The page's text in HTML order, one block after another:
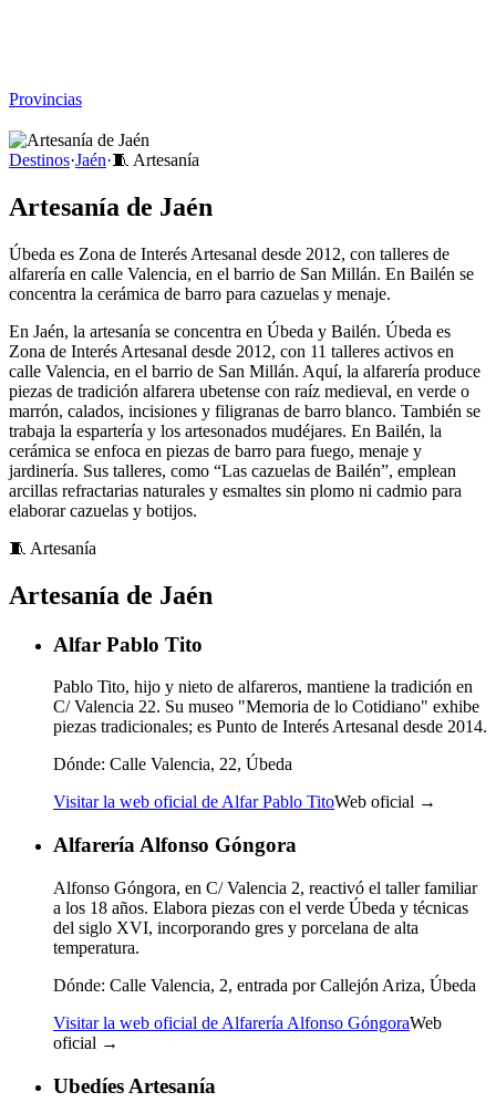
Provincias
Destinos·Jaén·🧵 Artesanía
Artesanía de Jaén
Úbeda es Zona de Interés Artesanal desde 2012, con talleres de
alfarería en calle Valencia, en el barrio de San Millán. En Bailén se
concentra la cerámica de barro para cazuelas y menaje.
En Jaén, la artesanía se concentra en Úbeda y Bailén. Úbeda es
Zona de Interés Artesanal desde 2012, con 11 talleres activos en
calle Valencia, en el barrio de San Millán. Aquí, la alfarería produce
piezas de tradición alfarera ubetense con raíz medieval, en verde o
marrón, calados, incisiones y filigranas de barro blanco. También se
trabaja la espartería y los artesonados mudéjares. En Bailén, la
cerámica se enfoca en piezas de barro para fuego, menaje y
jardinería. Sus talleres, como “Las cazuelas de Bailén”, emplean
arcillas refractarias naturales y esmaltes sin plomo ni cadmio para
elaborar cazuelas y botijos.
🧵 Artesanía
Artesanía de Jaén
Alfar Pablo Tito
Pablo Tito, hijo y nieto de alfareros, mantiene la tradición en
C/ Valencia 22. Su museo "Memoria de lo Cotidiano" exhibe
piezas tradicionales; es Punto de Interés Artesanal desde 2014.
Dónde: Calle Valencia, 22, Úbeda
Visitar la web oficial de Alfar Pablo TitoWeb oficial →
Alfarería Alfonso Góngora
Alfonso Góngora, en C/ Valencia 2, reactivó el taller familiar
a los 18 años. Elabora piezas con el verde Úbeda y técnicas
del siglo XVI, incorporando gres y porcelana de alta
temperatura.
Dónde: Calle Valencia, 2, entrada por Callejón Ariza, Úbeda
Visitar la web oficial de Alfarería Alfonso GóngoraWeb
oficial →
Ubedíes Artesanía